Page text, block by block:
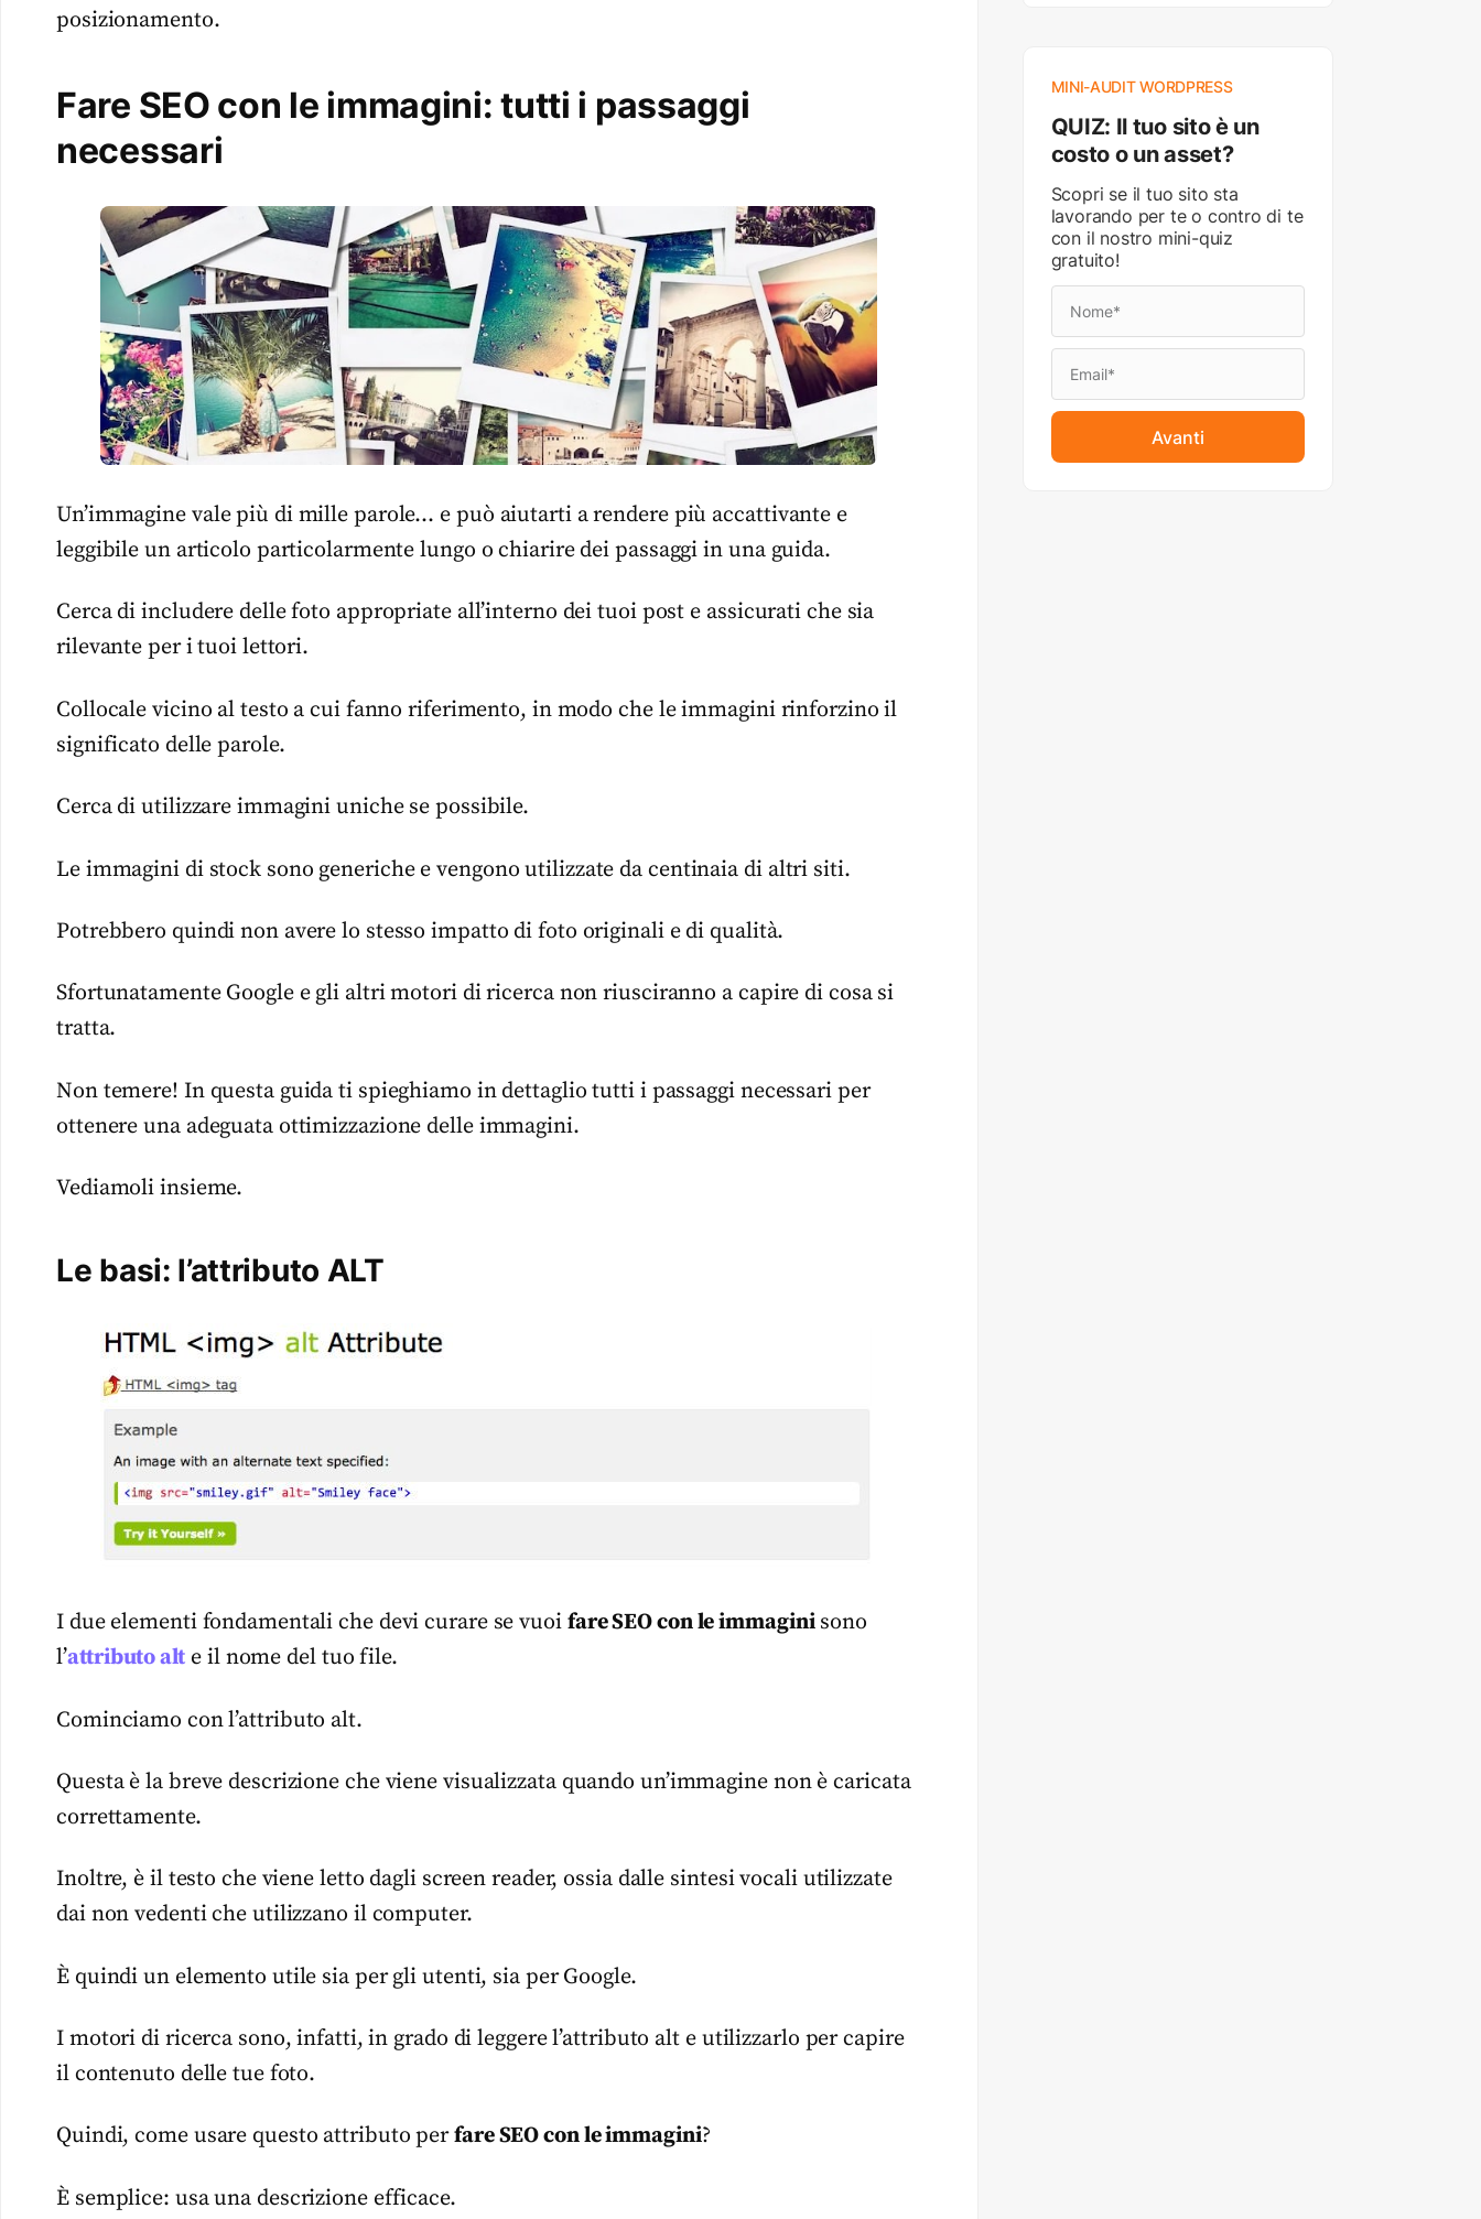
posizionamento.
Fare SEO con le immagini: tutti i passaggi
necessari
Un’immagine vale più di mille parole… e può aiutarti a rendere più accattivante e
leggibile un articolo particolarmente lungo o chiarire dei passaggi in una guida.
Cerca di includere delle foto appropriate all’interno dei tuoi post e assicurati che sia
rilevante per i tuoi lettori.
Collocale vicino al testo a cui fanno riferimento, in modo che le immagini rinforzino il
significato delle parole.
Cerca di utilizzare immagini uniche se possibile.
Le immagini di stock sono generiche e vengono utilizzate da centinaia di altri siti.
Potrebbero quindi non avere lo stesso impatto di foto originali e di qualità.
Sfortunatamente Google e gli altri motori di ricerca non riusciranno a capire di cosa si
tratta.
Non temere! In questa guida ti spieghiamo in dettaglio tutti i passaggi necessari per
ottenere una adeguata ottimizzazione delle immagini.
Vediamoli insieme.
Le basi: l’attributo ALT
I due elementi fondamentali che devi curare se vuoi fare SEO con le immaginisono
l’attributo alt e il nome del tuo file.
Cominciamo con l’attributo alt.
Questa è la breve descrizione che viene visualizzata quando un’immagine non è caricata
correttamente.
Inoltre, è il testo che viene letto dagli screen reader, ossia dalle sintesi vocali utilizzate
dai non vedenti che utilizzano il computer.
È quindi un elemento utile sia per gli utenti, sia per Google.
I motori di ricerca sono, infatti, in grado di leggere l’attributo alt e utilizzarlo per capire
il contenuto delle tue foto.
Quindi, come usare questo attributo perfare SEO con le immagini?
È semplice: usa una descrizione efficace.
MINI-AUDIT WORDPRESS
QUIZ: Il tuo sito è un
costo o un asset?
Scopri se il tuo sito sta
lavorando per te o contro di te
con il nostro mini-quiz
gratuito!
Avanti